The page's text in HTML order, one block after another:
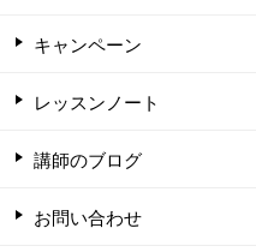
キャンペーン
レッスンノート
講師のブログ
お問い合わせ